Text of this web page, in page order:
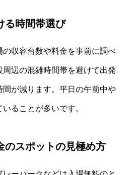
る時間帯選び
収容台数や料金を事前に調べ
辺の混雑時間帯を避けて出発
が減ります。平日の午前中や
ることが多いです。
のスポットの見極め方